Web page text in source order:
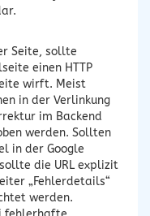
Seite, sollte
einen HTTP
wirft. Meist
in der Verlinkung
im Backend
werden. Sollten
in der Google
die URL explizit
„Fehlerdetails“
werden.